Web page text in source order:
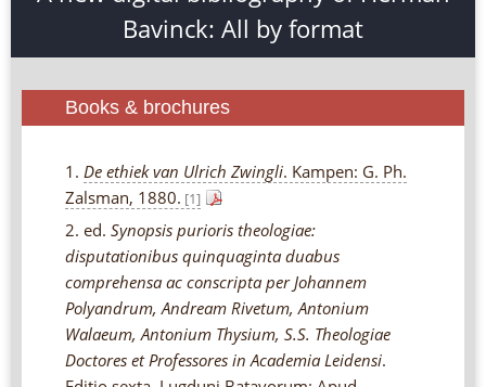
Bavinck: All by format
Books & brochures
1. De ethiek van Ulrich Zwingli. Kampen: G. Ph.
Zalsman, 1880. [1]
2. ed. Synopsis purioris theologiae:
disputationibus quinquaginta duabus
comprehensa ac conscripta per Johannem
Polyandrum, Andream Rivetum, Antonium
Walaeum, Antonium Thysium, S.S. Theologiae
Doctores et Professores in Academia Leidensi.